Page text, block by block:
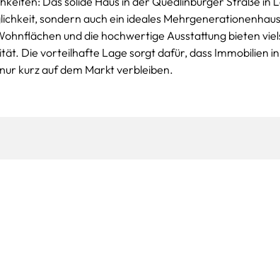
sondern auch ein ideales
und die hochwertige Ausstattung bieten
Die vorteilhafte Lage sorgt dafür, dass Immobilien
kurz auf dem Markt verbleiben.